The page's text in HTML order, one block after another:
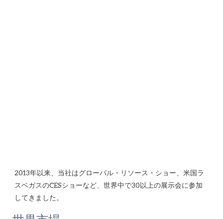
2013年以来、当社はグローバル・リソース・ショー、米国ラ
スベガスのCESショーなど、世界中で30以上の展示会に参加